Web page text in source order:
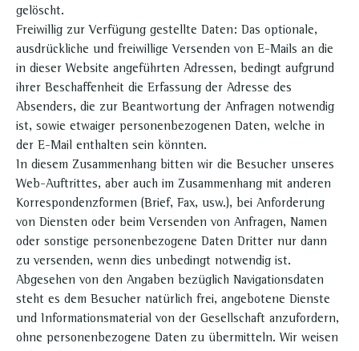
gelöscht.
Freiwillig zur Verfügung gestellte Daten: Das optionale,
ausdrückliche und freiwillige Versenden von E-Mails an die
in dieser Website angeführten Adressen, bedingt aufgrund
ihrer Beschaffenheit die Erfassung der Adresse des
Absenders, die zur Beantwortung der Anfragen notwendig
ist, sowie etwaiger personenbezogenen Daten, welche in
der E-Mail enthalten sein könnten.
In diesem Zusammenhang bitten wir die Besucher unseres
Web-Auftrittes, aber auch im Zusammenhang mit anderen
Korrespondenzformen (Brief, Fax, usw.), bei Anforderung
von Diensten oder beim Versenden von Anfragen, Namen
oder sonstige personenbezogene Daten Dritter nur dann
zu versenden, wenn dies unbedingt notwendig ist.
Abgesehen von den Angaben bezüglich Navigationsdaten
steht es dem Besucher natürlich frei, angebotene Dienste
und Informationsmaterial von der Gesellschaft anzufordern,
ohne personenbezogene Daten zu übermitteln. Wir weisen